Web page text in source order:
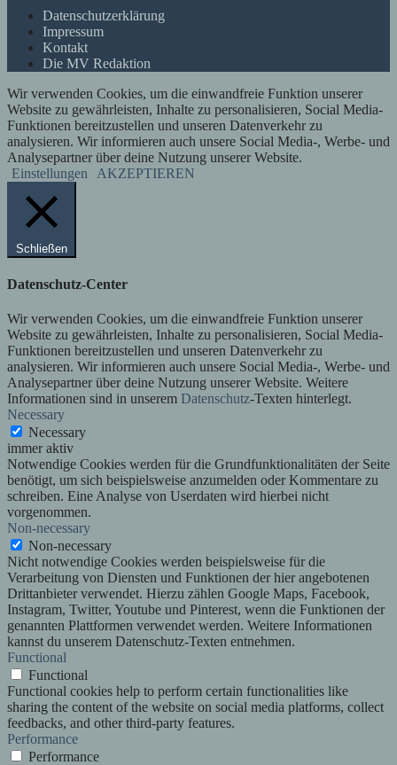
Datenschutzerklärung
Impressum
Kontakt
Die MV Redaktion
Wir verwenden Cookies, um die einwandfreie Funktion unserer
Website zu gewährleisten, Inhalte zu personalisieren, Social Media-
Funktionen bereitzustellen und unseren Datenverkehr zu
analysieren. Wir informieren auch unsere Social Media-, Werbe- und
Analysepartner über deine Nutzung unserer Website.
Einstellungen
AKZEPTIEREN
Schließen
Datenschutz-Center
Wir verwenden Cookies, um die einwandfreie Funktion unserer
Website zu gewährleisten, Inhalte zu personalisieren, Social Media-
Funktionen bereitzustellen und unseren Datenverkehr zu
analysieren. Wir informieren auch unsere Social Media-, Werbe- und
Analysepartner über deine Nutzung unserer Website. Weitere
Informationen sind in unserem Datenschutz-Texten hinterlegt.
Necessary
Necessary
immer aktiv
Notwendige Cookies werden für die Grundfunktionalitäten der Seite
benötigt, um sich beispielsweise anzumelden oder Kommentare zu
schreiben. Eine Analyse von Userdaten wird hierbei nicht
vorgenommen.
Non-necessary
Non-necessary
Nicht notwendige Cookies werden beispielsweise für die
Verarbeitung von Diensten und Funktionen der hier angebotenen
Drittanbieter verwendet. Hierzu zählen Google Maps, Facebook,
Instagram, Twitter, Youtube und Pinterest, wenn die Funktionen der
genannten Plattformen verwendet werden. Weitere Informationen
kannst du unserem Datenschutz-Texten entnehmen.
Functional
Functional
Functional cookies help to perform certain functionalities like
sharing the content of the website on social media platforms, collect
feedbacks, and other third-party features.
Performance
Performance